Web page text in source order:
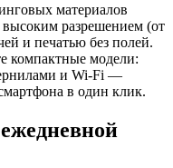
материалов
разрешением (от
и печатью без полей.
компактные модели:
и Wi-Fi —
в один клик.